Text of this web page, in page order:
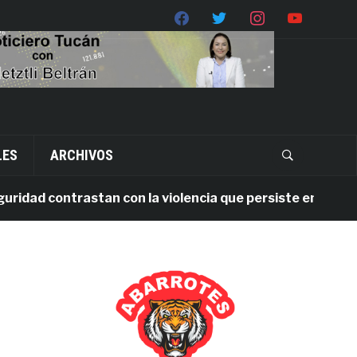
ARCHIVOS
con la violencia que persiste en Oaxaca